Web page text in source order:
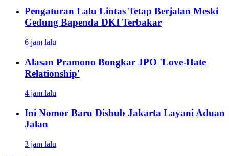
Pengaturan Lalu Lintas Tetap Berjalan Meski
Gedung Bapenda DKI Terbakar
6 jam lalu
Alasan Pramono Bongkar JPO 'Love-Hate
Relationship'
4 jam lalu
Ini Nomor Baru Dishub Jakarta Layani Aduan
Jalan
3 jam lalu